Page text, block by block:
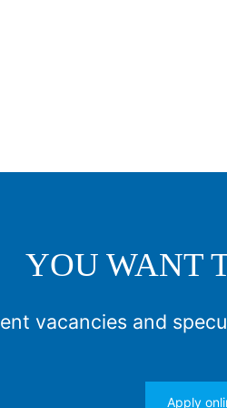
YOU WANT
vacancies and
Apply